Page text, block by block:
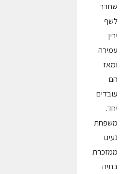
שחבר
לשף
ירין
עמירה
ומאז
הם
עובדים
יחד.
משפחת
נעים
ממזכרת
בתיה